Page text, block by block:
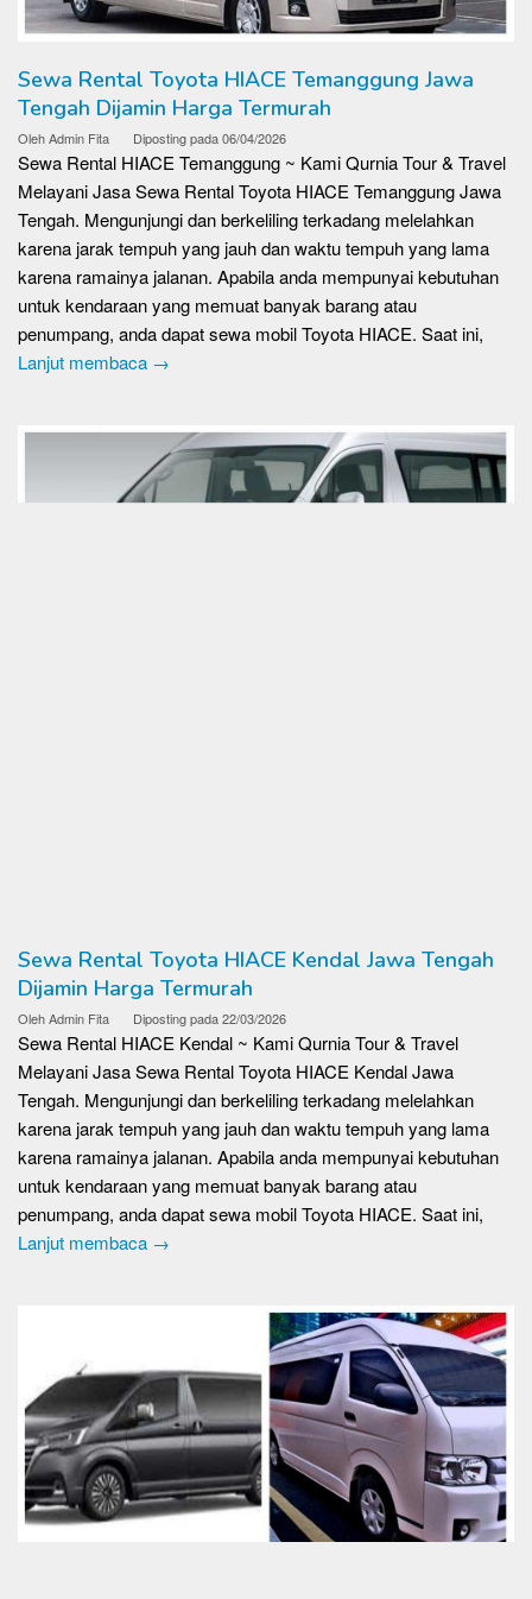
Sewa Rental Toyota HIACE Temanggung Jawa
Tengah Dijamin Harga Termurah
OlehAdmin Fita Diposting pada06/04/2026
Sewa Rental HIACE Temanggung ~ Kami Qurnia Tour & Travel
Melayani Jasa Sewa Rental Toyota HIACE Temanggung Jawa
Tengah. Mengunjungi dan berkeliling terkadang melelahkan
karena jarak tempuh yang jauh dan waktu tempuh yang lama
karena ramainya jalanan. Apabila anda mempunyai kebutuhan
untuk kendaraan yang memuat banyak barang atau
penumpang, anda dapat sewa mobil Toyota HIACE. Saat ini,
Lanjut membaca →
Sewa Rental Toyota HIACE Kendal Jawa Tengah
Dijamin Harga Termurah
OlehAdmin Fita Diposting pada22/03/2026
Sewa Rental HIACE Kendal ~ Kami Qurnia Tour & Travel
Melayani Jasa Sewa Rental Toyota HIACE Kendal Jawa
Tengah. Mengunjungi dan berkeliling terkadang melelahkan
karena jarak tempuh yang jauh dan waktu tempuh yang lama
karena ramainya jalanan. Apabila anda mempunyai kebutuhan
untuk kendaraan yang memuat banyak barang atau
penumpang, anda dapat sewa mobil Toyota HIACE. Saat ini,
Lanjut membaca →